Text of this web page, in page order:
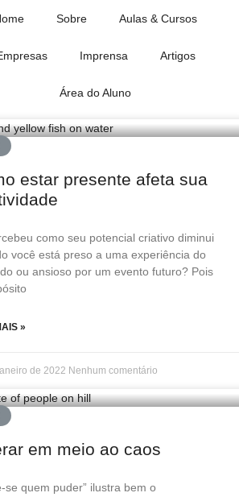
Sobre Aulas & Cursos
Imprensa Artigos
Área do Aluno
estar presente afeta sua
como seu potencial criativo diminui
você está preso a uma experiência do
ou ansioso por um evento futuro? Pois
»
de 2022 Nenhum comentário
em meio ao caos
se quem puder” ilustra bem o